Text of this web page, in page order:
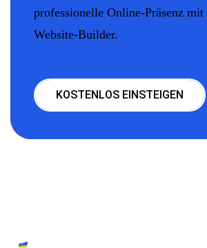
professionelle Online-Präsenz
Website-Builder.
KOSTENLOS EINSTEIGEN